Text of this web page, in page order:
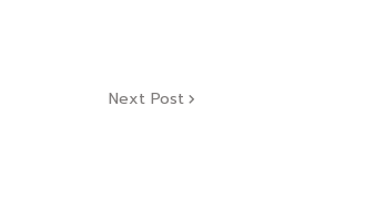
Next Post